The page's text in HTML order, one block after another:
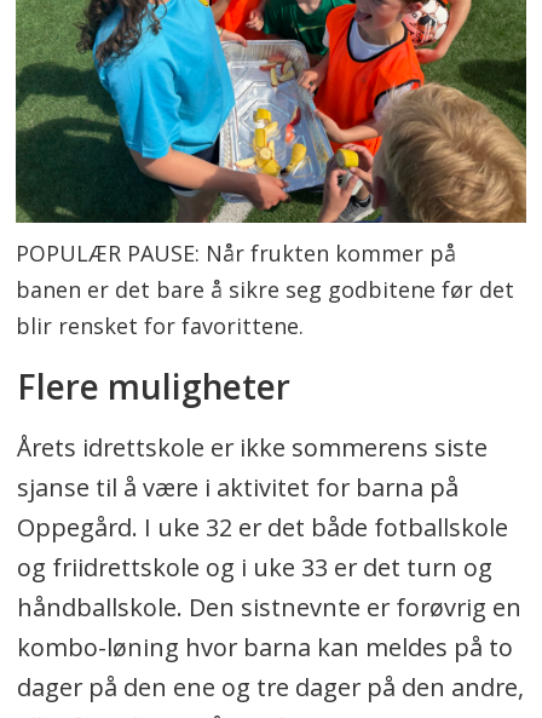
POPULÆR PAUSE: Når frukten kommer på
banen er det bare å sikre seg godbitene før det
blir rensket for favorittene.
Flere muligheter
Årets idrettskole er ikke sommerens siste
sjanse til å være i aktivitet for barna på
Oppegård. I uke 32 er det både fotballskole
og friidrettskole og i uke 33 er det turn og
håndballskole. Den sistnevnte er forøvrig en
kombo-løning hvor barna kan meldes på to
dager på den ene og tre dager på den andre,